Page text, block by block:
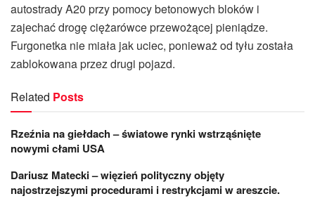
autostrady A20 przy pomocy betonowych bloków i
zajechać drogę ciężarówce przewożącej pieniądze.
Furgonetka nie miała jak uciec, ponieważ od tyłu została
zablokowana przez drugi pojazd.
Related Posts
Rzeźnia na giełdach – światowe rynki wstrząśnięte
nowymi cłami USA
Dariusz Matecki – więzień polityczny objęty
najostrzejszymi procedurami i restrykcjami w areszcie.